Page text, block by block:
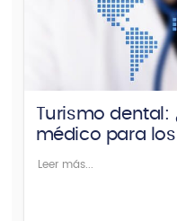
Turismo
médico para
Leer más...